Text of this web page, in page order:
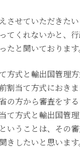
させていただきた
てくれないかと、
と聞いております
式と輸出国管理方
割当て方式におき
の方から審査をす
て方式と輸出国管
いうことは、その
したいと思います